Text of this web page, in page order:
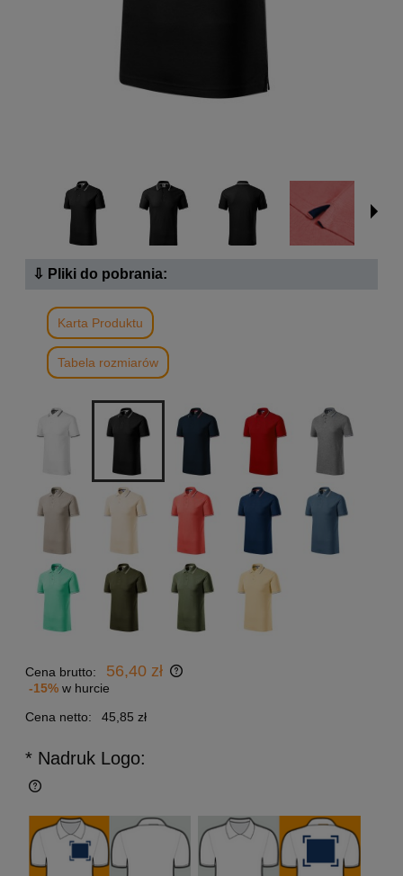
⇩ Pliki do pobrania:
Karta Produktu
Tabela rozmiarów
Cena brutto: 56,40 zł
-15% w hurcie
Cena netto:
45,85 zł
* Nadruk Logo: